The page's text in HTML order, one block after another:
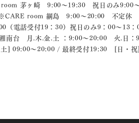
茅ヶ崎 9:00～19:30 祝日のみ9:00
room 綱島 9:00～20:00 不定休
電話受付19：30）祝日のみ9：00～13：
南台 月.木.金.土 ：9:00〜20:00 火.日：
] 09:00～20:00 / 最終受付19:30 [日・